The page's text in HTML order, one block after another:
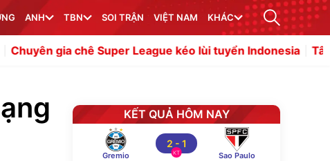
ANH TBN SOI TRẬN VIỆT NAM KHÁC
Super League kéo lùi tuyển Indonesia Tân HLV
KẾT QUẢ HÔM NAY
Gremio
2 - 1
KT Sao Paulo